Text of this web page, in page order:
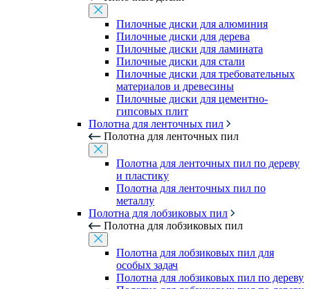
Пилочные диски для алюминия
Пилочные диски для дерева
Пилочные диски для ламината
Пилочные диски для стали
Пилочные диски для требовательных
материалов и древесины
Пилочные диски для цементно-
гипсовых плит
Полотна для ленточных пил
Полотна для ленточных пил
Полотна для ленточных пил по дереву
и пластику
Полотна для ленточных пил по
металлу
Полотна для лобзиковых пил
Полотна для лобзиковых пил
Полотна для лобзиковых пил для
особых задач
Полотна для лобзиковых пил по дереву